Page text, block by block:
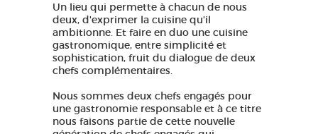
Un lieu qui permette à chacun de nous
deux, d'exprimer la cuisine qu'il
ambitionne. Et faire en duo une cuisine
gastronomique, entre simplicité et
sophistication, fruit du dialogue de deux
chefs complémentaires.
Nous sommes deux chefs engagés pour
une gastronomie responsable et à ce titre
nous faisons partie de cette nouvelle